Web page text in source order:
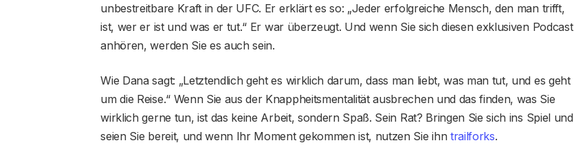
unbestreitbare Kraft in der UFC. Er erklärt es so: „Jeder erfolgreiche Mensch, den man trifft,
ist, wer er ist und was er tut.“ Er war überzeugt. Und wenn Sie sich diesen exklusiven Podcast
anhören, werden Sie es auch sein.
Wie Dana sagt: „Letztendlich geht es wirklich darum, dass man liebt, was man tut, und es geht
um die Reise.“ Wenn Sie aus der Knappheitsmentalität ausbrechen und das finden, was Sie
wirklich gerne tun, ist das keine Arbeit, sondern Spaß. Sein Rat? Bringen Sie sich ins Spiel und
seien Sie bereit, und wenn Ihr Moment gekommen ist, nutzen Sie ihn trailforks.